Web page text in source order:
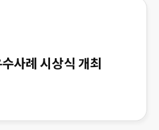
사례 시상식 개최